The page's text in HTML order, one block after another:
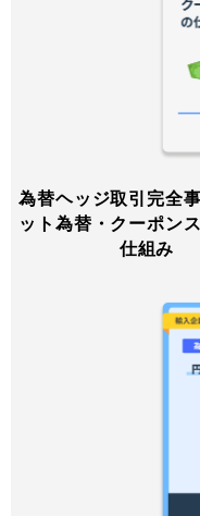
為替ヘッジ取引完全
ット為替・クーポン
仕組み